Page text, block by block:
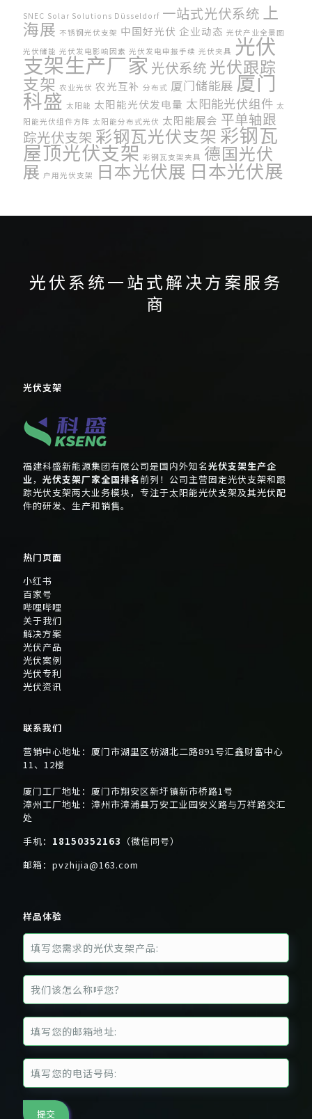
SNEC Solar Solutions Düsseldorf 一站式光伏系统 上
海展 不锈钢光伏支架 中国好光伏 企业动态 光伏产业全景图
光伏储能 光伏发电影响因素 光伏发电申报手续 光伏夹具 光伏
支架生产厂家光伏系统 光伏跟踪
支架 农业光伏 农光互补 分布式 厦门储能展 厦门
科盛 太阳能 太阳能光伏发电量 太阳能光伏组件 太
阳能光伏组件方阵 太阳能分布式光伏 太阳能展会 平单轴跟
踪光伏支架 彩钢瓦光伏支架 彩钢瓦
屋顶光伏支架 彩钢瓦支架夹具 德国光伏
展 户用光伏支架 日本光伏展 日本光伏展
会
光伏系统一站式解决方案服务
商
光伏支架
福建科盛新能源集团有限公司是国内外知名光伏支架生产企
业， 光伏支架厂家全国排名前列！公司主营固定光伏支架和跟
踪光伏支架两大业务模块，专注于太阳能光伏支架及其光伏配
件的研发、生产和销售。
热门页面
小红书
百家号
哔哩哔哩
关于我们
解决方案
光伏产品
光伏案例
光伏专利
光伏资讯
联系我们
营销中心地址：厦门市湖里区枋湖北二路891号汇鑫财富中心
11、12楼
厦门工厂地址：厦门市翔安区新圩镇新市桥路1号
漳州工厂地址：漳州市漳浦县万安工业园安义路与万祥路交汇
处
手机： 18150352163 （微信同号）
邮箱： pvzhijia@163.com
样品体验